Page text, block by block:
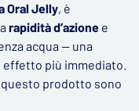
Oral Jelly, è
rapidità d’azione e
acqua — una
effetto più immediato.
prodotto sono